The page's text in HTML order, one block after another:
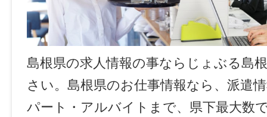
島根県の求人情報の事ならじょぶる島
さい。島根県のお仕事情報なら、派遣
パート・アルバイトまで、県下最大数